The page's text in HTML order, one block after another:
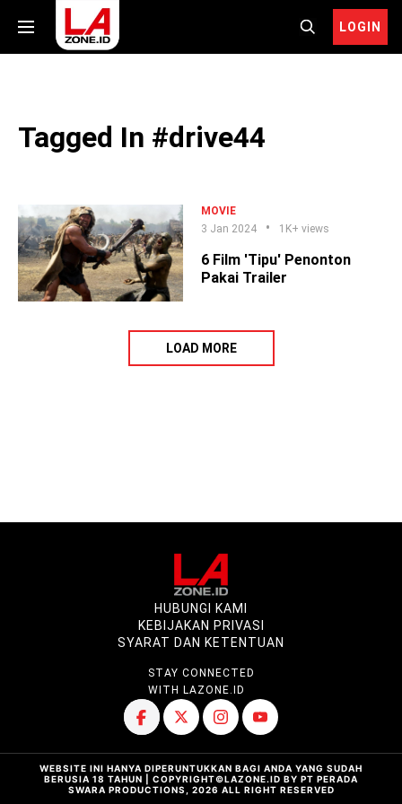
LOGIN
Tagged In #drive44
MOVIE
3 Jan 2024
1K+ views
6 Film 'Tipu' Penonton
Pakai Trailer
LOAD MORE
HUBUNGI KAMI
KEBIJAKAN PRIVASI
SYARAT DAN KETENTUAN
STAY CONNECTED
WITH LAZONE.ID
WEBSITE INI HANYA DIPERUNTUKKAN BAGI ANDA YANG SUDAH
BERUSIA 18 TAHUN | COPYRIGHT©LAZONE.ID BY PT PERADA
SWARA PRODUCTIONS, 2026 ALL RIGHT RESERVED